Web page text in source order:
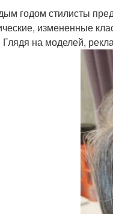
годом стилисты
измененные
Глядя на моделей,